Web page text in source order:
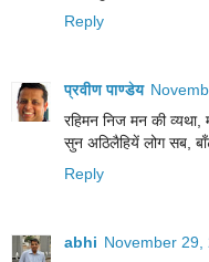
Reply
प्रवीण पाण्डेय
रहिमन निज मन की व्यथा,
सुन अठिलैहियें लोग सब,
Reply
abhi November 29,